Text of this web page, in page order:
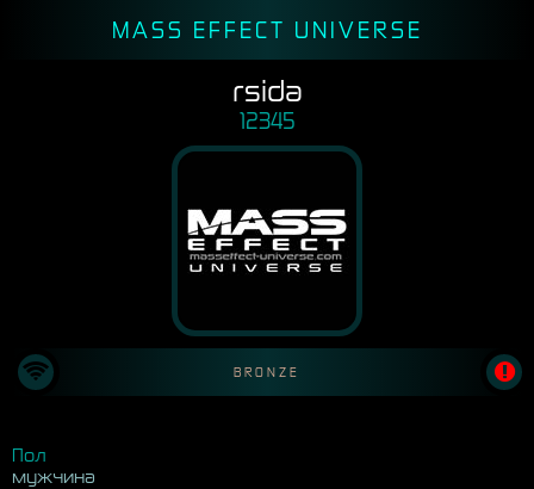
MASS EFFECT UNIVERSE
rsida
12345
BRONZE
Пол
мужчина